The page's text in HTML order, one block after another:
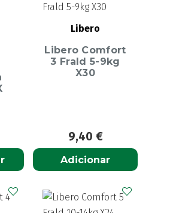
Libero
Libero Comfort
3 Frald 5-9kg
X30
9,40 €
Adicionar